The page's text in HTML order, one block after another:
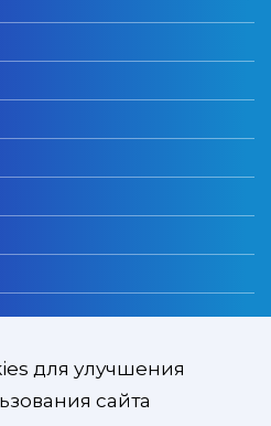
для улучшения
сайта